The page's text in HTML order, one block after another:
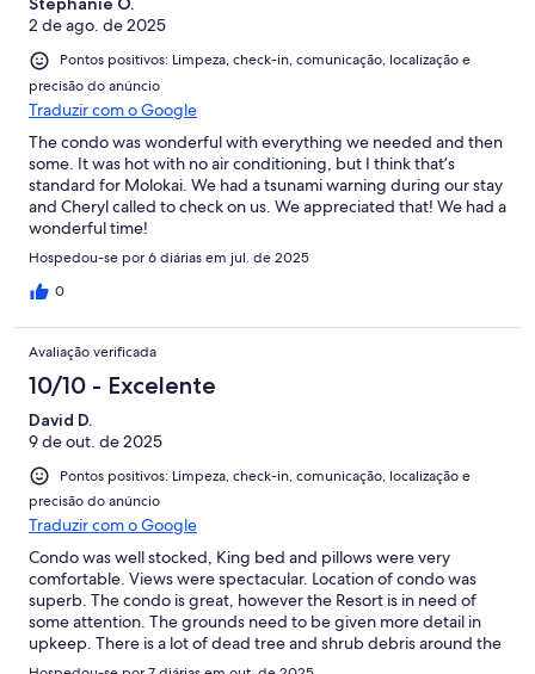
2 de ago. de 2025
Pontos positivos: Limpeza, check-in, comunicação, localização e
precisão do anúncio
Traduzir com o Google
The condo was wonderful with everything we needed and then
some. It was hot with no air conditioning, but I think that’s
standard for Molokai. We had a tsunami warning during our stay
and Cheryl called to check on us. We appreciated that! We had a
wonderful time!
Hospedou-se por 6 diárias em jul. de 2025
0
Avaliação verificada
10/10 - Excelente
David D.
9 de out. de 2025
Pontos positivos: Limpeza, check-in, comunicação, localização e
precisão do anúncio
Traduzir com o Google
Condo was well stocked, King bed and pillows were very
comfortable. Views were spectacular. Location of condo was
superb. The condo is great, however the Resort is in need of
some attention. The grounds need to be given more detail in
upkeep. There is a lot of dead tree and shrub debris around the
grounds. This has nothing to do with condo. The owners have